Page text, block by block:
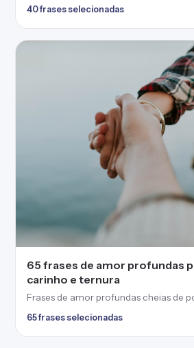
40 frases selecionadas
65 frases de amor profundas
carinho e ternura
Frases de amor profundas cheias de
65 frases selecionadas